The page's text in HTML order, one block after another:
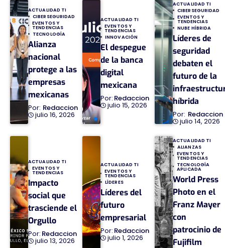
ACTUALIDAD TI
CIBERSEGURIDAD
EVENTOS Y
TENDENCIAS
TECNOLOGÍA
Alianza
nacional
protege a las
empresas
mexicanas
Redaccion
julio 16, 2026
ACTUALIDAD TI
EVENTOS Y
TENDENCIAS
INNOVACIÓN
El despegue
de la banca
digital
mexicana
Redaccion
julio 15, 2026
ACTUALIDAD TI
CIBERSEGURIDAD
EVENTOS Y
TENDENCIAS
NUBE HÍBRIDA
Líderes de
seguridad
debaten el
futuro de la
híbrida
Redaccion
julio 14, 2026
ACTUALIDAD TI
EVENTOS Y
TENDENCIAS
Impacto
social que
trasciende el
Orgullo
Redaccion
julio 13, 2026
ACTUALIDAD TI
EVENTOS Y
TENDENCIAS
LÍDERES
Líderes del
futuro
empresarial
Redaccion
julio 1, 2026
ACTUALIDAD TI
ALIANZAS
EVENTOS Y
TENDENCIAS
TECNOLOGÍA
APLICADA
World Press
Photo en el
Franz Mayer
con
patrocinio de
Fujifilm